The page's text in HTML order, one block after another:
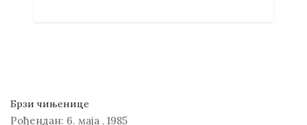
Брзи чињенице
Рођендан: 6. маја , 1985